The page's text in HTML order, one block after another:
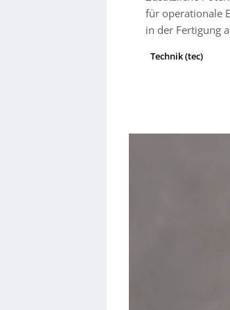
für operationale
in der Fertigung
Technik (tec)